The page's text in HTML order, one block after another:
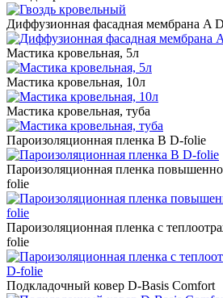
Диффузионная фасадная мембрана A
Мастика кровельная, 5л
Мастика кровельная, 10л
Мастика кровельная, туба
Пароизоляционная пленка B D-folie
Пароизоляционная пленка
folie
Пароизоляционная пленка с
folie
Подкладочный ковер D-Basis Comfort